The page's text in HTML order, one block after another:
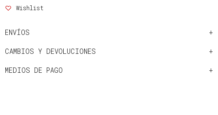
ENVÍOS
CAMBIOS Y DEVOLUCIONES
MEDIOS DE PAGO